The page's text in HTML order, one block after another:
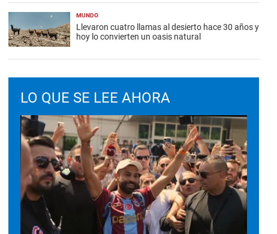
MUNDO
Llevaron cuatro llamas al desierto hace 30 años y
hoy lo convierten un oasis natural
LO QUE SE LEE AHORA